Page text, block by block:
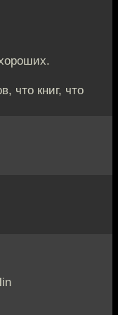
что книг, что